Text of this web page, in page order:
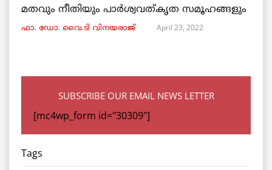
മതവും നീതിയും പാർശ്വവത്കൃത സമൂഹങ്ങളും
ഫാ. ഡോ. വൈ.ടി വിനയരാജ് April 23, 2022
SUBSCRIBE OUR EMAIL NEWS LETTER
[mc4wp_form id="30309"]
Tags